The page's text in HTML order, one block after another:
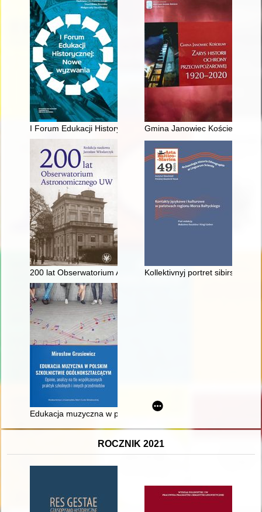
I Forum Edukacji Historycznej : nowe wyzwania : zbiór studiów
Gmina Janowiec Kościelny :
200 lat Obserwatorium Astronomicznego UWKollektivnyj portret sibirskih
Edukacja muzyczna w polskim szkolnictwie
ROCZNIK 2021